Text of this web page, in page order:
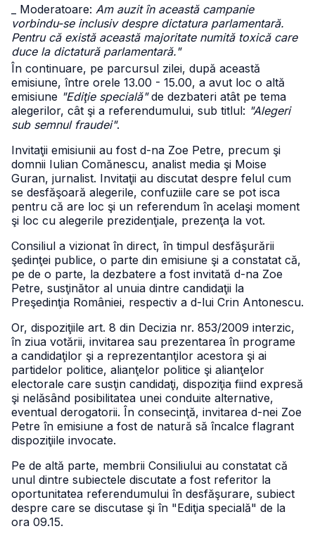
_ Moderatoare: Am auzit în această campanie
vorbindu-se inclusiv despre dictatura parlamentară.
Pentru că există această majoritate numită toxică care
duce la dictatură parlamentară."
În continuare, pe parcursul zilei, după această
emisiune, între orele 13.00 - 15.00, a avut loc o altă
emisiune "Ediţie specială"de dezbateri atât pe tema
alegerilor, cât şi a referendumului, sub titlul: "Alegeri
sub semnul fraudei".
Invitaţii emisiunii au fost d-na Zoe Petre, precum şi
domnii Iulian Comănescu, analist media şi Moise
Guran, jurnalist. Invitaţii au discutat despre felul cum
se desfăşoară alegerile, confuziile care se pot isca
pentru că are loc şi un referendum în acelaşi moment
şi loc cu alegerile prezidenţiale, prezenţa la vot.
Consiliul a vizionat în direct, în timpul desfăşurării
şedinţei publice, o parte din emisiune şi a constatat că,
pe de o parte, la dezbatere a fost invitată d-na Zoe
Petre, susţinător al unuia dintre candidaţii la
Preşedinţia României, respectiv a d-lui Crin Antonescu.
Or, dispoziţiile art. 8 din Decizia nr. 853/2009 interzic,
în ziua votării, invitarea sau prezentarea în programe
a candidaţilor şi a reprezentanţilor acestora şi ai
partidelor politice, alianţelor politice şi alianţelor
electorale care susţin candidaţi, dispoziţia fiind expresă
şi nelăsând posibilitatea unei conduite alternative,
eventual derogatorii. În consecinţă, invitarea d-nei Zoe
Petre în emisiune a fost de natură să încalce flagrant
dispoziţiile invocate.
Pe de altă parte, membrii Consiliului au constatat că
unul dintre subiectele discutate a fost referitor la
oportunitatea referendumului în desfăşurare, subiect
despre care se discutase şi în "Ediţia specială" de la
ora 09.15.